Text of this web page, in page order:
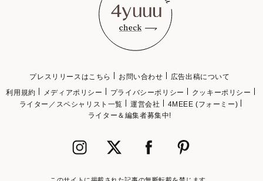
プレスリリースはこちら お問い合わせ
広告出稿について
利用規約
メディアポリシー プライバシーポリシー
クッキーポリシー
ライター／スペシャリスト一覧
運営会社
4MEEE (フォーミー)
ライター＆編集者募集中!